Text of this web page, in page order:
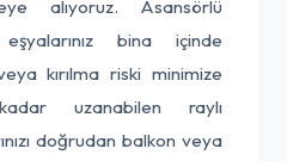
alıyoruz. Asansörlü
bina içinde
kırılma riski minimize
uzanabilen raylı
doğrudan balkon veya